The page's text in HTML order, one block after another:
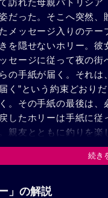
訪れた母親パトリシ
だった。そこへ突然
メッセージ入りのテ
を隠せないホリー。彼
セージに従って夜の
の手紙が届く。それ
く”という約束どおり
。その手紙の最後は、
したホリーは手紙に
親友とともに釣りを
ェフリー・ディーン
出してしまう。それ
そして、ついに届い
続き
」の解説